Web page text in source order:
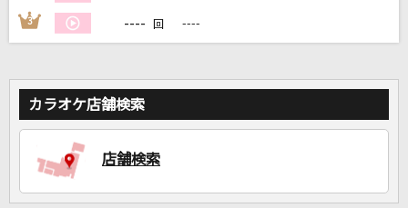
家族や友達と一緒に！練習にも！
3 ---- 回 ----
カラオケ店舗検索
店舗検索